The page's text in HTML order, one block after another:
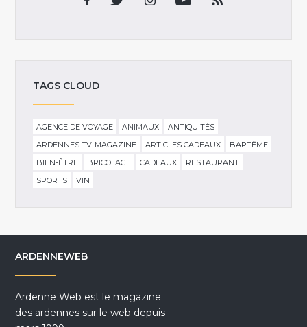
TAGS CLOUD
AGENCE DE VOYAGE ANIMAUX
ANTIQUITÉS
ARDENNES TV-MAGAZINE
ARTICLES CADEAUX
BAPTÊME
BIEN-ÊTRE
BRICOLAGE CADEAUX
RESTAURANT
SPORTS
VIN
ARDENNEWEB
Ardenne Web est le magazine
des ardennes sur le web depuis